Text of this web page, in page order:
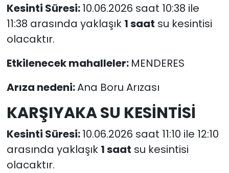
Kesinti Süresi:10.06.2026 saat 10:38 ile
11:38 arasında yaklaşık 1 saat su kesintisi
olacaktır.
Etkilenecek mahalleler: MENDERES
Arıza nedeni:Ana Boru Arızası
KARŞIYAKA SU KESİNTİSİ
Kesinti Süresi:10.06.2026 saat 11:10 ile 12:10
arasında yaklaşık 1 saat su kesintisi
olacaktır.